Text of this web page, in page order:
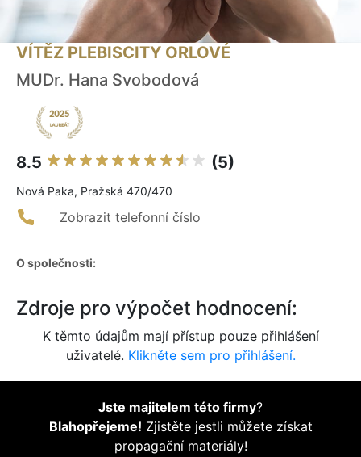
VÍTĚZ PLEBISCITY ORLOVÉ
MUDr. Hana Svobodová
8.5 (5)
Nová Paka, Pražská 470/470
Zobrazit telefonní číslo
O společnosti:
Zdroje pro výpočet hodnocení:
K těmto údajům mají přístup pouze přihlášení
uživatelé. Klikněte sem pro přihlášení.
Jste majitelem této firmy?
Blahopřejeme! Zjistěte jestli můžete získat
propagační materiály!